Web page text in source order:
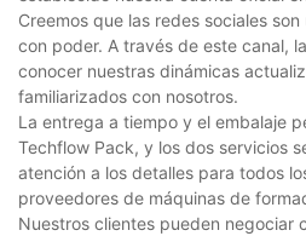
Creemos que las redes sociales
con poder. A través de este canal,
conocer nuestras dinámicas
familiarizados con nosotros.
La entrega a tiempo y el embalaje
Techflow Pack, y los dos servicios
atención a los detalles para todos
proveedores de máquinas de
Nuestros clientes pueden negociar